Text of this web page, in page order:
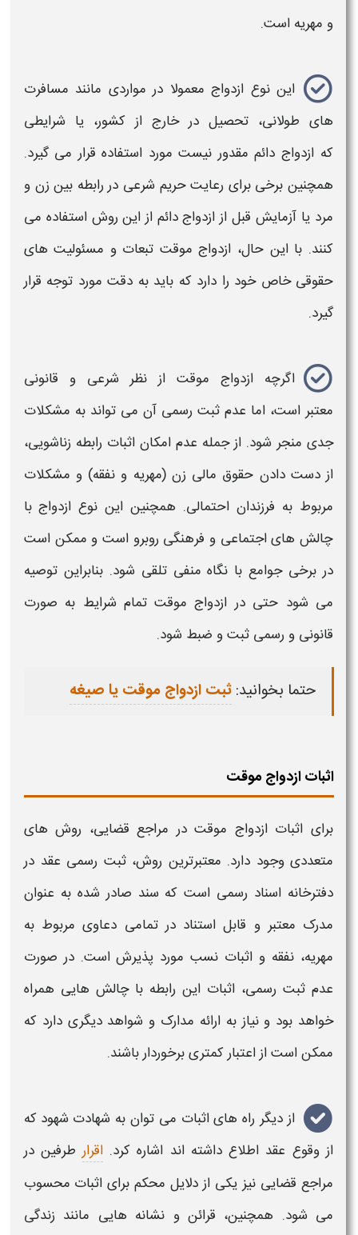
و مهریه است.
این نوع ازدواج معمولا در مواردی مانند مسافرت
های طولانی، تحصیل در خارج از کشور، یا شرایطی
که ازدواج دائم مقدور نیست مورد استفاده قرار می گیرد.
همچنین برخی برای رعایت حریم شرعی در رابطه بین زن و
مرد یا آزمایش قبل ازازدواجدائم از این روش استفاده می
کنند. با این حال، ازدواج موقت تبعات و مسئولیت های
حقوقی خاص خود را دارد که باید به دقت مورد توجه قرار
گیرد.
اگرچه ازدواج موقت از نظر شرعی و قانونی
معتبر است، اما عدم ثبت رسمی آن می تواند به مشکلات
جدی منجر شود. از جمله عدم امکان اثبات رابطه زناشویی،
از دست دادن حقوق مالی زن (مهریه و نفقه) و مشکلات
مربوط به فرزندان احتمالی. همچنین این نوع ازدواج با
چالش های اجتماعی و فرهنگی روبرو است و ممکن است
در برخی جوامع با نگاه منفی تلقی شود. بنابراین توصیه
می شود حتی در ازدواج موقت تمام شرایط به صورت
قانونی و رسمی ثبت و ضبط شود.
حتما بخوانید:ثبت ازدواج موقت یا صیغه
اثبات ازدواج موقت
برای اثبات ازدواج موقت در مراجع قضایی، روش های
متعددی وجود دارد. معتبرترین روش، ثبت رسمی عقد در
دفترخانه اسناد رسمی است که سند صادر شده به عنوان
مدرک معتبر و قابل استناد در تمامی دعاوی مربوط به
مهریه، نفقه و اثبات نسب مورد پذیرش است. در صورت
عدم ثبت رسمی، اثبات این رابطه با چالش هایی همراه
خواهد بود و نیاز به ارائه مدارک و شواهد دیگری دارد که
ممکن است از اعتبار کمتری برخوردار باشند.
از دیگر راه های اثبات می توان به شهادت شهود که
از وقوع عقد اطلاع داشته اند اشاره کرد. اقرارطرفین در
مراجع قضایی نیز یکی از دلایل محکم برای اثبات محسوب
می شود. همچنین، قرائن و نشانه هایی مانند زندگی